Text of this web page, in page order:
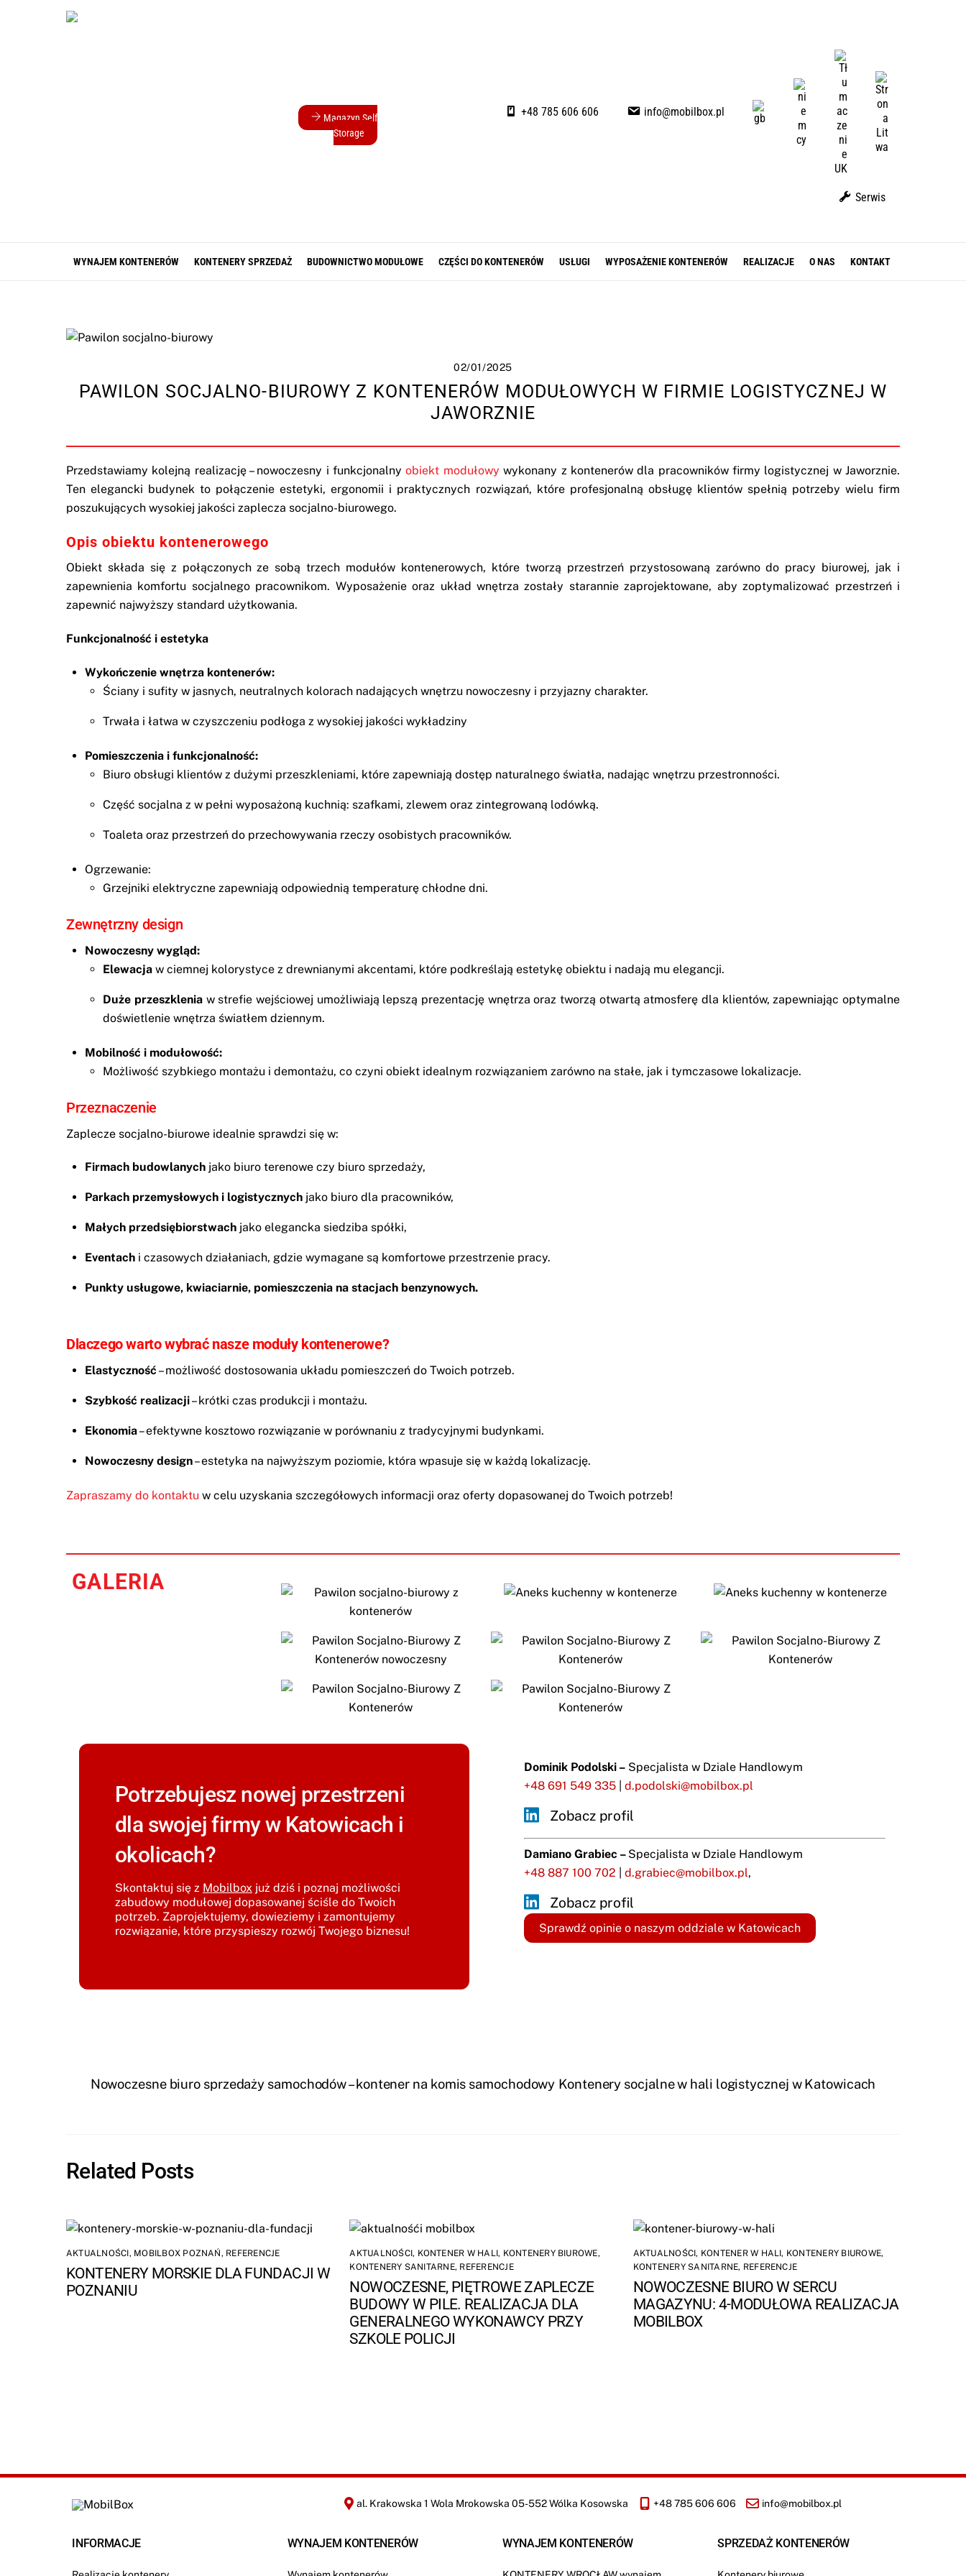
WYNAJEM KONTENERÓW KONTENERY SPRZEDAŻ BUDOWNICTWO MODUŁOWE CZĘŚCI DO KONTENERÓW USŁUGI WYPOSAŻENIE KONTENERÓW REALIZACJE O NAS KONTAKT
Magazyn Self
Storage
+48 785 606 606 info@mobilbox.pl
N
E
A
T
Serwis
02/01/2025
PAWILON SOCJALNO-BIUROWY Z KONTENERÓW MODUŁOWYCH W FIRMIE LOGISTYCZNEJ W
JAWORZNIE
Przedstawiamy kolejną realizację – nowoczesny i funkcjonalnyobiekt modułowy wykonany z kontenerów dla pracowników firmy logistycznej w Jaworznie.
Ten elegancki budynek to połączenie estetyki, ergonomii i praktycznych rozwiązań, które profesjonalną obsługę klientów spełnią potrzeby wielu firm
poszukujących wysokiej jakości zaplecza socjalno-biurowego.
Opis obiektu kontenerowego
Obiekt składa się z połączonych ze sobą trzech modułów kontenerowych, które tworzą przestrzeń przystosowaną zarówno do pracy biurowej, jak i
zapewnienia komfortu socjalnego pracownikom. Wyposażenie oraz układ wnętrza zostały starannie zaprojektowane, aby zoptymalizować przestrzeń i
zapewnić najwyższy standard użytkowania.
Funkcjonalność i estetyka
Wykończenie wnętrza kontenerów:
Ściany i sufity w jasnych, neutralnych kolorach nadających wnętrzu nowoczesny i przyjazny charakter.
Trwała i łatwa w czyszczeniu podłoga z wysokiej jakości wykładziny
Pomieszczenia i funkcjonalność:
Biuro obsługi klientów z dużymi przeszkleniami, które zapewniają dostęp naturalnego światła, nadając wnętrzu przestronności.
Część socjalna z w pełni wyposażoną kuchnią: szafkami, zlewem oraz zintegrowaną lodówką.
Toaleta oraz przestrzeń do przechowywania rzeczy osobistych pracowników.
Ogrzewanie:
Grzejniki elektryczne zapewniają odpowiednią temperaturę chłodne dni.
Zewnętrzny design
Nowoczesny wygląd:
Elewacja w ciemnej kolorystyce z drewnianymi akcentami, które podkreślają estetykę obiektu i nadają mu elegancji.
Duże przeszkleniaw strefie wejściowej umożliwiają lepszą prezentację wnętrza oraz tworzą otwartą atmosferę dla klientów, zapewniając optymalne
doświetlenie wnętrza światłem dziennym.
Mobilność i modułowość:
Możliwość szybkiego montażu i demontażu, co czyni obiekt idealnym rozwiązaniem zarówno na stałe, jak i tymczasowe lokalizacje.
Przeznaczenie
Zaplecze socjalno-biurowe idealnie sprawdzi się w:
Firmach budowlanychjako biuro terenowe czy biuro sprzedaży,
Parkach przemysłowych i logistycznychjako biuro dla pracowników,
Małych przedsiębiorstwachjako elegancka siedziba spółki,
Eventachi czasowych działaniach, gdzie wymagane są komfortowe przestrzenie pracy.
Punkty usługowe, kwiaciarnie, pomieszczenia na stacjach benzynowych.
Dlaczego warto wybrać nasze moduły kontenerowe?
Elastyczność – możliwość dostosowania układu pomieszczeń do Twoich potrzeb.
Szybkość realizacji– krótki czas produkcji i montażu.
Ekonomia– efektywne kosztowo rozwiązanie w porównaniu z tradycyjnymi budynkami.
Nowoczesny design– estetyka na najwyższym poziomie, która wpasuje się w każdą lokalizację.
Zapraszamy do kontaktu w celu uzyskania szczegółowych informacji oraz oferty dopasowanej do Twoich potrzeb!
GALERIA
Potrzebujesz nowej przestrzeni
dla swojej firmy w Katowicach i
okolicach?
Skontaktuj się z Mobilboxjuż dziś i poznaj możliwości
zabudowy modułowej dopasowanej ściśle do Twoich
potrzeb. Zaprojektujemy, dowieziemy i zamontujemy
rozwiązanie, które przyspieszy rozwój Twojego biznesu!
Dominik Podolski – Specjalista w Dziale Handlowym
+48 691 549 335| d.podolski@mobilbox.pl
Zobacz profil
Damiano Grabiec – Specjalista w Dziale Handlowym
+48 887 100 702
d.grabiec@mobilbox.pl,
Zobacz profil
Sprawdź opinie o naszym oddziale w Katowicach
Nowoczesne biuro sprzedaży samochodów – kontener na komis samochodowy Kontenery socjalne w hali logistycznej w Katowicach
Related Posts
AKTUALNOŚCI, MOBILBOX POZNAŃ, REFERENCJE
KONTENERY MORSKIE DLA FUNDACJI W
POZNANIU
AKTUALNOŚCI, KONTENER W HALI, KONTENERY BIUROWE,
KONTENERY SANITARNE, REFERENCJE
NOWOCZESNE, PIĘTROWE ZAPLECZE
BUDOWY W PILE. REALIZACJA DLA
GENERALNEGO WYKONAWCY PRZY
SZKOLE POLICJI
AKTUALNOŚCI, KONTENER W HALI, KONTENERY BIUROWE,
KONTENERY SANITARNE, REFERENCJE
NOWOCZESNE BIURO W SERCU
MAGAZYNU: 4-MODUŁOWA REALIZACJA
MOBILBOX
al. Krakowska 1 Wola Mrokowska 05-552 Wólka Kosowska +48 785 606 606 info@mobilbox.pl
INFORMACJE WYNAJEM KONTENERÓW WYNAJEM KONTENERÓW SPRZEDAŻ KONTENERÓW